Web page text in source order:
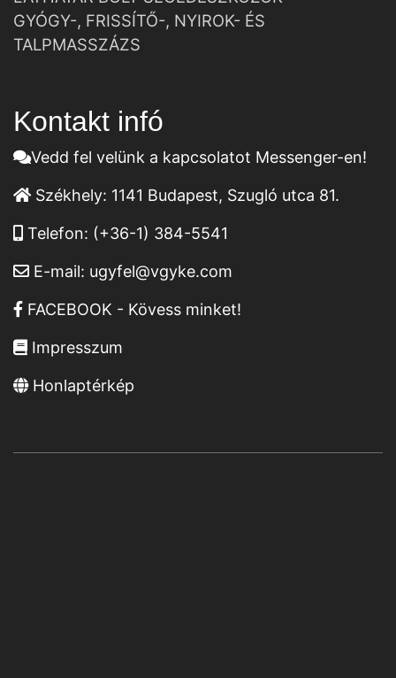
GYÓGY-, FRISSÍTŐ-, NYIROK- ÉS
TALPMASSZÁZS
Kontakt infó
Vedd fel velünk a kapcsolatot Messenger-en!
Székhely: 1141 Budapest, Szugló utca 81.
Telefon: (+36-1) 384-5541
E-mail: ugyfel@vgyke.com
FACEBOOK - Kövess minket!
Impresszum
Honlaptérkép